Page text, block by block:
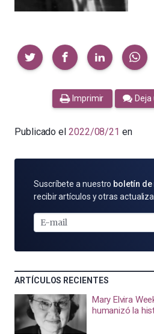
Compartir
Imprimir
Publicado el 2022/08/21 en
SUSCRÍBETE
POR
MAIL
Suscríbete a nuestro boletín
recibir artículos y otras
ARTÍCULOS RECIENTES
Mary Elvira
humanizó la